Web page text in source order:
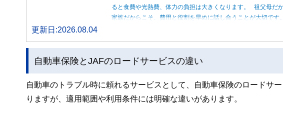
ると食費や光熱費、体力の負担は大きくなります。 祖父母だ
家族だからこそ、費用と役割を早めに話し合うことが大切です。
更新日:2026.08.04
自動車保険とJAFのロードサービスの違い
自動車のトラブル時に頼れるサービスとして、自動車保険のロードサ
りますが、適用範囲や利用条件には明確な違いがあります。